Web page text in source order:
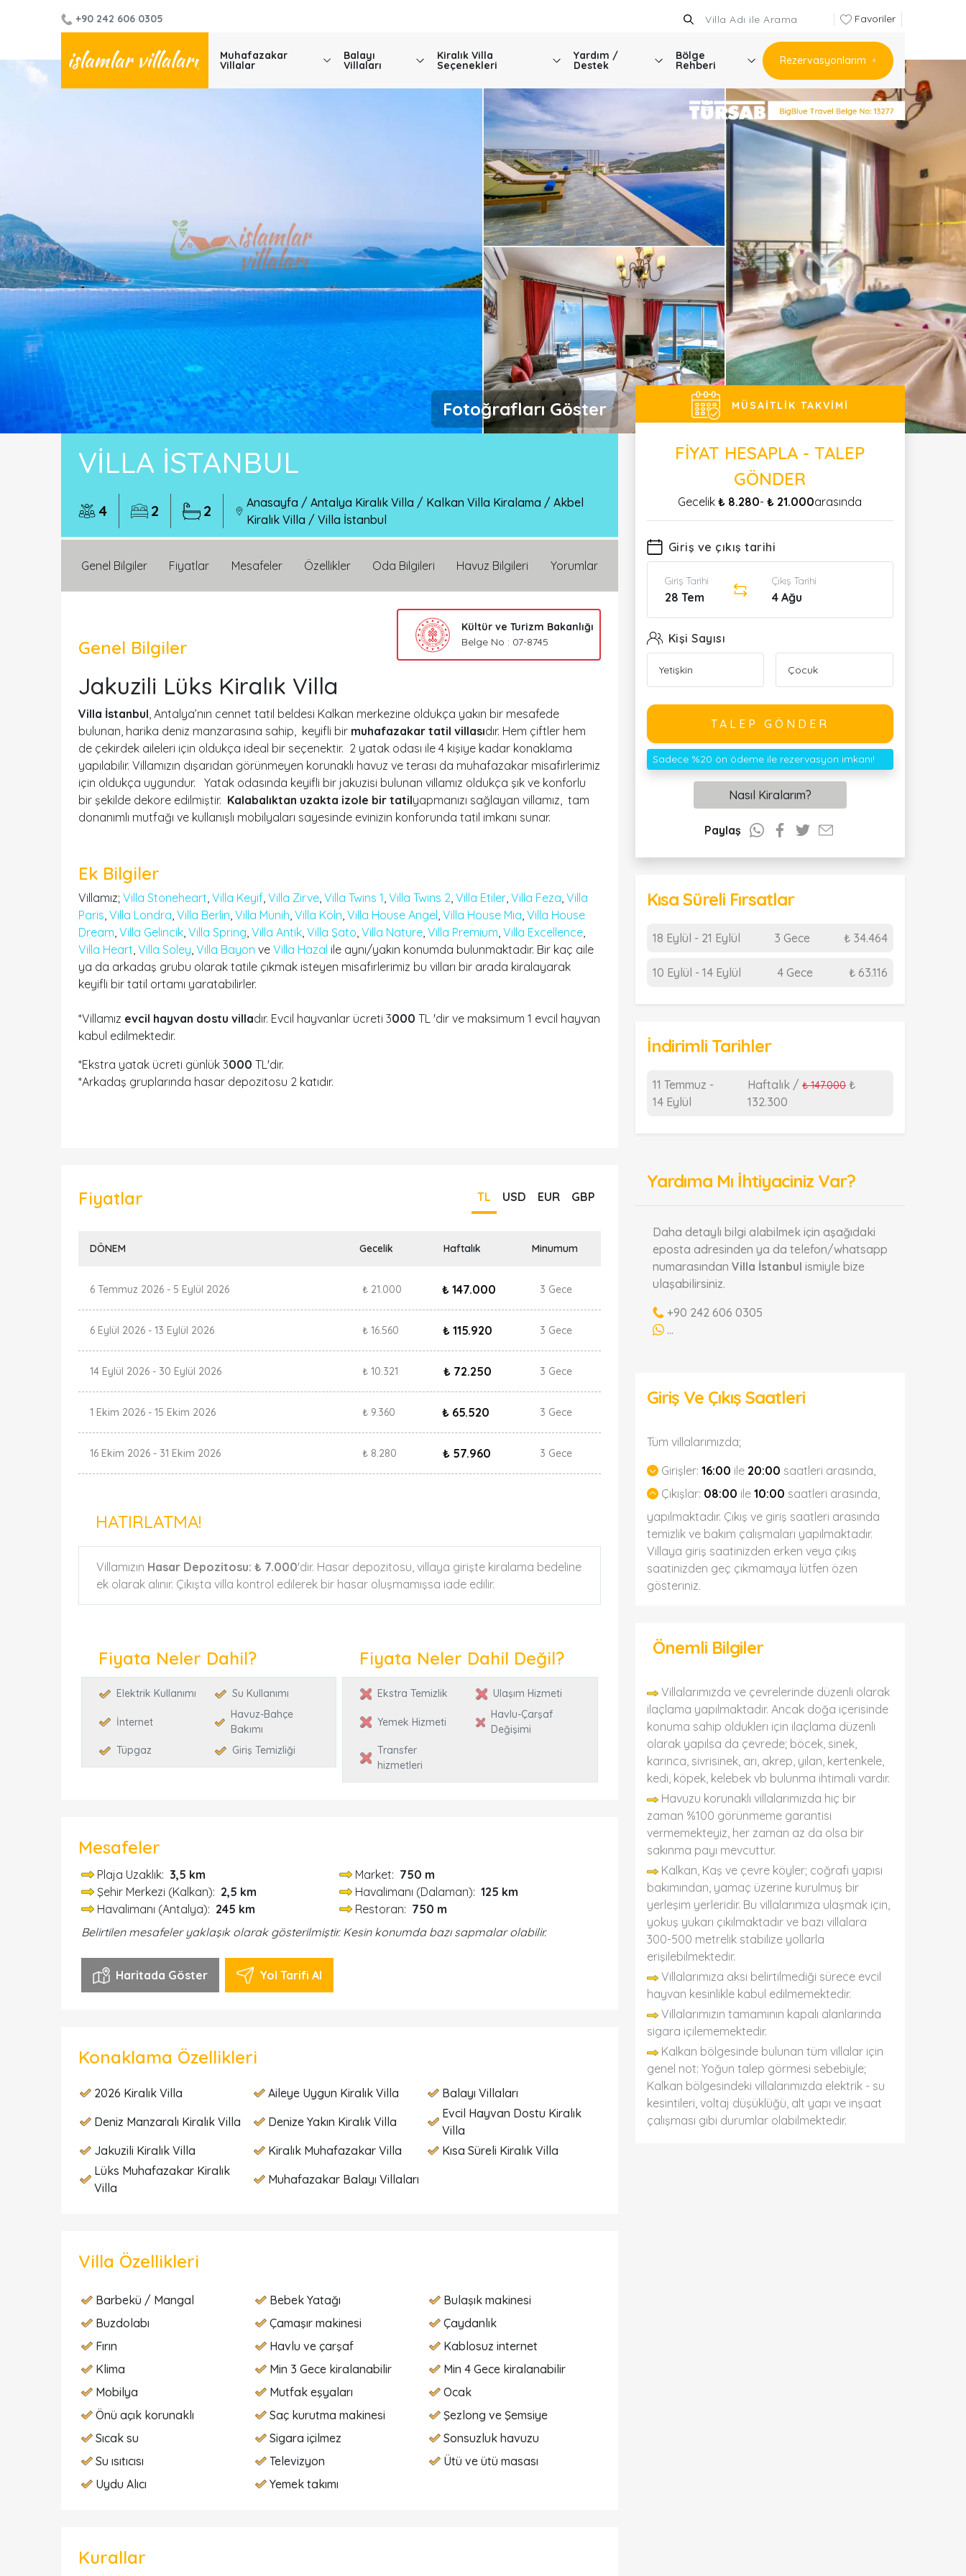
+90 242 606 0305 Favoriler
Muhafazakar
Villalar
Balayı
Villaları
Kiralık Villa
Seçenekleri
Yardım /
Destek
Bölge
Rehberi Rezervasyonlarım
Fotoğrafları Göster
VILLA İSTANBUL
4 2 2 Anasayfa /Antalya Kiralık Villa / Kalkan Villa Kiralama / Akbel
Kiralık Villa /Villa İstanbul
Genel Bilgiler Fiyatlar Mesafeler Özellikler Oda Bilgileri Havuz Bilgileri Yorumlar
Genel Bilgiler
Kültür ve Turizm Bakanlığı
Belge No : 07-8745
Jakuzili Lüks Kiralık Villa
Villa İstanbul, Antalya’nın cennet tatil beldesi Kalkan merkezine oldukça yakın bir mesafede
bulunan, harika deniz manzarasına sahip, keyifli bir muhafazakar tatil villasıdır. Hem çiftler hem
de çekirdek aileleri için oldukça ideal bir seçenektir. 2 yatak odası ile 4 kişiye kadar konaklama
yapılabilir. Villamızın dışarıdan görünmeyen korunaklı havuz ve terası da muhafazakar misafirlerimiz
için oldukça uygundur. Yatak odasında keyifli bir jakuzisi bulunan villamız oldukça şık ve konforlu
bir şekilde dekore edilmiştir. Kalabalıktan uzakta izole bir tatilyapmanızı sağlayan villamız, tam
donanımlı mutfağı ve kullanışlı mobilyaları sayesinde evinizin konforunda tatil imkanı sunar.
Ek Bilgiler
Villamız; Villa Stoneheart, Villa Keyif, Villa Zirve, Villa Twins 1, Villa Twins 2, Villa Etiler, Villa Feza, Villa
Paris, Villa Londra, Villa Berlin, Villa Münih, Villa Köln, Villa House Angel, Villa House Mia, Villa House
Dream, Villa Gelincik, Villa Spring, Villa Antik, Villa Şato, Villa Nature, Villa Premium, Villa Excellence,
Villa Heart, Villa Soley, Villa Bayon ve Villa Hazal ile aynı/yakın konumda bulunmaktadır. Bir kaç aile
ya da arkadaş grubu olarak tatile çıkmak isteyen misafirlerimiz bu vilları bir arada kiralayarak
keyifli bir tatil ortamı yaratabilirler.
*Villamız evcil hayvan dostu villadır. Evcil hayvanlar ücreti 3000 TL 'dir ve maksimum 1 evcil hayvan
kabul edilmektedir.
*Ekstra yatak ücreti günlük 3000 TL'dir.
*Arkadaş gruplarında hasar depozitosu 2 katıdır.
Fiyatlar TL USD EUR GBP
DÖNEM Gecelik Haftalık Minumum
6 Temmuz 2026 - 5 Eylül 2026 ₺ 21.000 ₺ 147.000 3 Gece
6 Eylül 2026 - 13 Eylül 2026 ₺ 16.560 ₺ 115.920 3 Gece
14 Eylül 2026 - 30 Eylül 2026 ₺ 10.321 ₺ 72.250 3 Gece
1 Ekim 2026 - 15 Ekim 2026 ₺ 9.360 ₺ 65.520 3 Gece
16 Ekim 2026 - 31 Ekim 2026 ₺ 8.280 ₺ 57.960 3 Gece
HATIRLATMA!
Villamızın Hasar Depozitosu: ₺ 7.000'dir. Hasar depozitosu, villaya girişte kiralama bedeline
ek olarak alınır. Çıkışta villa kontrol edilerek bir hasar oluşmamışsa iade edilir.
Fiyata Neler Dahil?
Elektrik Kullanımı Su Kullanımı
İnternet
Havuz-Bahçe
Bakımı
Tüpgaz
Giriş Temizliği
Fiyata Neler Dahil Değil?
Ekstra Temizlik Ulaşım Hizmeti
Yemek Hizmeti
Havlu-Çarşaf
Değişimi
Transfer
hizmetleri
Mesafeler
Plaja Uzaklık: 3,5 km Market: 750 m
Şehir Merkezi (Kalkan): 2,5 km Havalimanı (Dalaman):125 km
Havalimanı (Antalya): 245 km Restoran: 750 m
Belirtilen mesafeler yaklaşık olarak gösterilmiştir. Kesin konumda bazı sapmalar olabilir.
Haritada Göster Yol Tarifi Al
Konaklama Özellikleri
2026 Kiralık Villa Aileye Uygun Kiralık Villa
Balayı Villaları
Deniz Manzaralı Kiralık Villa
Denize Yakın Kiralık Villa
Evcil Hayvan Dostu Kiralık
Villa
Jakuzili Kiralık Villa
Kiralık Muhafazakar Villa
Kısa Süreli Kiralık Villa
Lüks Muhafazakar Kiralık
Villa
Muhafazakar Balayı Villaları
Villa Özellikleri
Barbekü / Mangal Bebek Yatağı
Bulaşık makinesi
Buzdolabı
Çamaşır makinesi
Çaydanlık
Fırın
Havlu ve çarşaf
Kablosuz internet
Klima
Min 3 Gece kiralanabilir
Min 4 Gece kiralanabilir
Mobilya
Mutfak eşyaları
Ocak
Önü açık korunaklı
Saç kurutma makinesi
Şezlong ve Şemsiye
Sıcak su
Sigara içilmez
Sonsuzluk havuzu
Su ısıtıcısı
Televizyon
Ütü ve ütü masası
Uydu Alıcı
Yemek takımı
Kurallar
MÜSAITLIK TAKVIMI
FIYAT HESAPLA - TALEP
GÖNDER
Gecelik₺ 8.280-₺ 21.000arasında
Giriş ve çıkış tarihi
Giriş Tarihi
28 Tem
Çıkış Tarihi
4 Ağu
Kişi Sayısı
TALEP GÖNDER
Sadece %20 ön ödeme ile rezervasyon imkanı!
Nasıl Kiralarım?
Paylaş
Kısa Süreli Fırsatlar
18 Eylül - 21 Eylül 3 Gece ₺ 34.464
10 Eylül - 14 Eylül 4 Gece ₺ 63.116
İndirimli Tarihler
11 Temmuz -
14 Eylül
Haftalık /₺ 147.000₺
132.300
Yardıma Mı İhtiyaciniz Var?
Daha detaylı bilgi alabilmek için aşağıdaki
eposta adresinden ya da telefon/whatsapp
numarasından Villa İstanbul ismiyle bize
ulaşabilirsiniz.
+90 242 606 0305
...
Giriş Ve Çıkış Saatleri
Tüm villalarımızda;
Girişler: 16:00 ile 20:00 saatleri arasında,
Çıkışlar: 08:00 ile 10:00 saatleri arasında,
yapılmaktadır. Çıkış ve giriş saatleri arasında
temizlik ve bakım çalışmaları yapılmaktadır.
Villaya giriş saatinizden erken veya çıkış
saatinizden geç çıkmamaya lütfen özen
gösteriniz.
Önemli Bilgiler
Villalarımızda ve çevrelerinde düzenli olarak
ilaçlama yapılmaktadır. Ancak doğa içerisinde
konuma sahip olduklerı için ilaçlama düzenli
olarak yapılsa da çevrede; böcek, sinek,
karınca, sivrisinek, arı, akrep, yılan, kertenkele,
kedi, köpek, kelebek vb bulunma ihtimali vardır.
Havuzu korunaklı villalarımızda hiç bir
zaman %100 görünmeme garantisi
vermemekteyiz, her zaman az da olsa bir
sakınma payı mevcuttur.
Kalkan, Kaş ve çevre köyler; coğrafi yapısı
bakımından, yamaç üzerine kurulmuş bir
yerleşim yerleridir. Bu villalarımıza ulaşmak için,
yokuş yukarı çıkılmaktadır ve bazı villalara
300-500 metrelik stabilize yollarla
erişilebilmektedir.
Villalarımıza aksi belirtilmediği sürece evcil
hayvan kesinlikle kabul edilmemektedir.
Villalarımızın tamamının kapalı alanlarında
sigara içilememektedir.
Kalkan bölgesinde bulunan tüm villalar için
genel not: Yoğun talep görmesi sebebiyle;
Kalkan bölgesindeki villalarımızda elektrik - su
kesintileri, voltaj düşüklüğü, alt yapı ve inşaat
çalışması gibi durumlar olabilmektedir.